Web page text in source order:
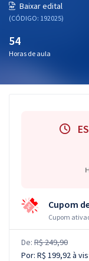
Atendimento
Baixar edital
(CÓDIGO: 192025)
54
Horas de aula
Cupom
Cupom
De: R$ 249,90
Por: R$ 199,92à